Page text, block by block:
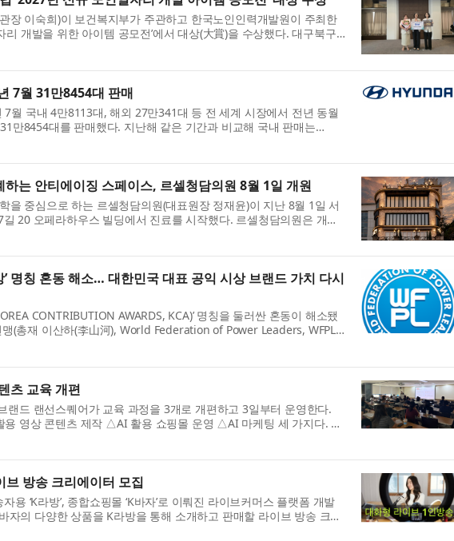
장 이숙희)이 보건복지부가 주관하고 한국노인인력개발원이 주최한
리 개발을 위한 아이템 공모전’에서 대상(大賞)을 수상했다. 대구북구
노인일자리 아이템인 ‘시니어 로컬상권 디지털 서포터즈’...
7월 31만8454대 판매
7월 국내 4만8113대, 해외 27만341대 등 전 세계 시장에서 전년 동월
만8454대를 판매했다. 지난해 같은 기간과 비교해 국내 판매는
판매는 3.2% 감소한 것으로 집계됐다. 국내 판매 현대차는 202...
하는 안티에이징 스페이스, 르셀청담의원 8월 1일 개원
을 중심으로 하는 르셀청담의원(대표원장 정재윤)이 지난 8월 1일 서
20 오페라하우스 빌딩에서 진료를 시작했다. 르셀청담의원은 개원
술계 인사를 초청해 개원식을 열고 병원의 진료 철학과 운영...
’ 명칭 혼동 해소… 대한민국 대표 공익 시상 브랜드 가치 다시
CONTRIBUTION AWARDS, KCA)’ 명칭을 둘러싼 혼동이 해소됐
(총재 이산하(李山河), World Federation of Power Leaders, WFPL)
론협회(회장 이치수)는 세계청년리더총연맹 부설 대한민국 공헌대...
츠 교육 개편
랜드 랜선스퀘어가 교육 과정을 3개로 개편하고 3일부터 운영한다.
영상 콘텐츠 제작 △AI 활용 쇼핑몰 운영 △AI 마케팅 세 가지다. 각
시간으로 구성했다. 기관 수요에 따라 회차를 줄이거나 늘...
브 방송 크리에이터 모집
자용 ‘K라방’, 종합쇼핑몰 ‘K바자’로 이뤄진 라이브커머스 플랫폼 개발
자의 다양한 상품을 K라방을 통해 소개하고 판매할 라이브 방송 크리
모집은 단순히 방송 진행자를 찾는 것이 아니라 플랫...